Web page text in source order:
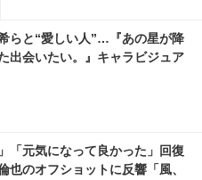
らと“愛しい人”…『あの星が降
出会いたい。』キャラビジュア
「元気になって良かった」回復
也のオフショットに反響「風、